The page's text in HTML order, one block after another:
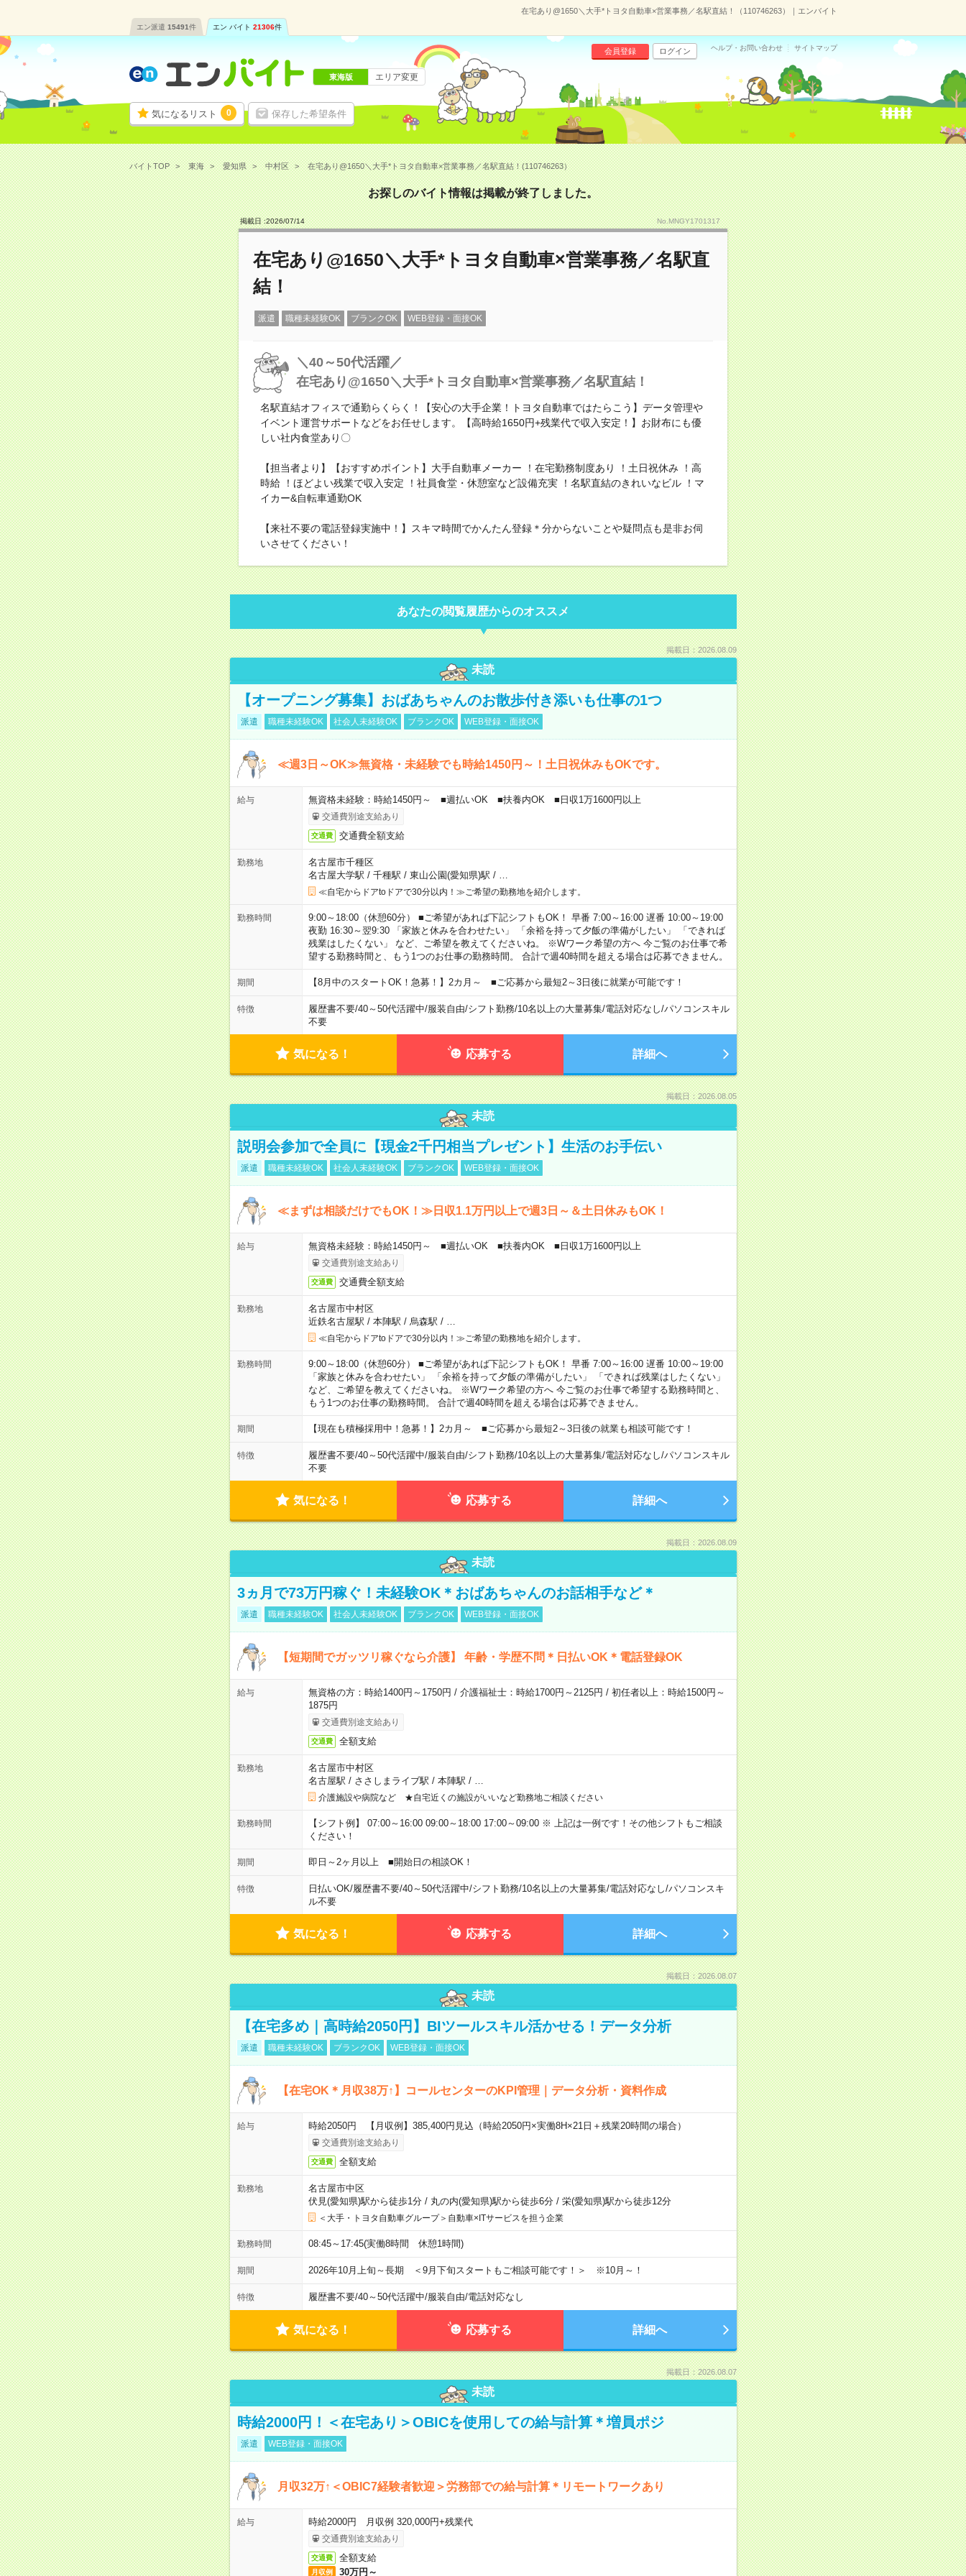
在宅あり@1650＼大手*トヨタ自動車×営業事務／名駅直結！（110746263）｜エンバイト
エン派遣 15491件 エン バイト 21306件
気になるリスト 0 保存した希望条件
会員登録 ログイン ヘルプ・お問い合わせ サイトマップ
東海版 エリア変更
バイトTOP 東海 愛知県 中村区 在宅あり@1650＼大手*トヨタ自動車×営業事務／名駅直結！(110746263）
お探しのバイト情報は掲載が終了しました。
掲載日 :2026/07/14 No.MNGY1701317
在宅あり@1650＼大手*トヨタ自動車×営業事務／名駅直
結！
派遣 職種未経験OK ブランクOK WEB登録・面接OK
＼40～50代活躍／
在宅あり@1650＼大手*トヨタ自動車×営業事務／名駅直結！
名駅直結オフィスで通勤らくらく！【安心の大手企業！トヨタ自動車ではたらこう】データ管理や
イベント運営サポートなどをお任せします。【高時給1650円+残業代で収入安定！】お財布にも優
しい社内食堂あり〇
【担当者より】【おすすめポイント】大手自動車メーカー ！在宅勤務制度あり ！土日祝休み ！高
時給 ！ほどよい残業で収入安定 ！社員食堂・休憩室など設備充実 ！名駅直結のきれいなビル ！マ
イカー&自転車通勤OK
【来社不要の電話登録実施中！】スキマ時間でかんたん登録＊分からないことや疑問点も是非お伺
いさせてください！
あなたの閲覧履歴からのオススメ
掲載日：2026.08.09
未読
【オープニング募集】おばあちゃんのお散歩付き添いも仕事の1つ
派遣 職種未経験OK 社会人未経験OK ブランクOK WEB登録・面接OK
≪週3日～OK≫無資格・未経験でも時給1450円～！土日祝休みもOKです。
給与 無資格未経験：時給1450円～ ■週払いOK ■扶養内OK ■日収1万1600円以上
交通費別途支給あり
交通費 交通費全額支給
勤務地
名古屋市千種区
名古屋大学駅 / 千種駅 / 東山公園(愛知県)駅 /
≪自宅からドアtoドアで30分以内！≫ご希望の勤務地を紹介します。
勤務時間
9:00～18:00（休憩60分） ■ご希望があれば下記シフトもOK！ 早番 7:00～16:00 遅番 10:00～19:00
夜勤 16:30～翌9:30 「家族と休みを合わせたい」 「余裕を持って夕飯の準備がしたい」 「できれば
残業はしたくない」 など、ご希望を教えてくださいね。 ※Wワーク希望の方へ 今ご覧のお仕事で希
望する勤務時間と、もう1つのお仕事の勤務時間。 合計で週40時間を超える場合は応募できません。
期間 【8月中のスタートOK！急募！】2カ月～ ■ご応募から最短2～3日後に就業が可能です！
特徴 履歴書不要/40～50代活躍中/服装自由/シフト勤務/10名以上の大量募集/電話対応なし/パソコンスキル
不要
気になる！ 応募する 詳細へ
掲載日：2026.08.05
未読
説明会参加で全員に【現金2千円相当プレゼント】生活のお手伝い
派遣 職種未経験OK 社会人未経験OK ブランクOK WEB登録・面接OK
≪まずは相談だけでもOK！≫日収1.1万円以上で週3日～＆土日休みもOK！
給与 無資格未経験：時給1450円～ ■週払いOK ■扶養内OK ■日収1万1600円以上
交通費別途支給あり
交通費 交通費全額支給
勤務地
名古屋市中村区
近鉄名古屋駅 / 本陣駅 / 烏森駅 /
≪自宅からドアtoドアで30分以内！≫ご希望の勤務地を紹介します。
勤務時間
9:00～18:00（休憩60分） ■ご希望があれば下記シフトもOK！ 早番 7:00～16:00 遅番 10:00～19:00
「家族と休みを合わせたい」 「余裕を持って夕飯の準備がしたい」 「できれば残業はしたくない」
など、ご希望を教えてくださいね。 ※Wワーク希望の方へ 今ご覧のお仕事で希望する勤務時間と、
もう1つのお仕事の勤務時間。 合計で週40時間を超える場合は応募できません。
期間 【現在も積極採用中！急募！】2カ月～ ■ご応募から最短2～3日後の就業も相談可能です！
特徴 履歴書不要/40～50代活躍中/服装自由/シフト勤務/10名以上の大量募集/電話対応なし/パソコンスキル
不要
気になる！ 応募する 詳細へ
掲載日：2026.08.09
未読
3ヵ月で73万円稼ぐ！未経験OK＊おばあちゃんのお話相手など＊
派遣 職種未経験OK 社会人未経験OK ブランクOK WEB登録・面接OK
【短期間でガッツリ稼ぐなら介護】 年齢・学歴不問＊日払いOK＊電話登録OK
給与
無資格の方：時給1400円～1750円 / 介護福祉士：時給1700円～2125円 / 初任者以上：時給1500円～
1875円
交通費別途支給あり
交通費 全額支給
勤務地
名古屋市中村区
名古屋駅 / ささしまライブ駅 / 本陣駅 /
介護施設や病院など ★自宅近くの施設がいいなど勤務地ご相談ください
勤務時間
【シフト例】 07:00～16:00 09:00～18:00 17:00～09:00 ※ 上記は一例です！その他シフトもご相談
ください！
期間 即日～2ヶ月以上 ■開始日の相談OK！
特徴 日払いOK/履歴書不要/40～50代活躍中/シフト勤務/10名以上の大量募集/電話対応なし/パソコンスキ
ル不要
気になる！ 応募する 詳細へ
掲載日：2026.08.07
未読
【在宅多め｜高時給2050円】BIツールスキル活かせる！データ分析
派遣 職種未経験OK ブランクOK WEB登録・面接OK
【在宅OK＊月収38万↑】コールセンターのKPI管理｜データ分析・資料作成
給与 時給2050円 【月収例】385,400円見込（時給2050円×実働8H×21日＋残業20時間の場合）
交通費別途支給あり
交通費 全額支給
勤務地
名古屋市中区
伏見(愛知県)駅から徒歩1分/ 丸の内(愛知県)駅から徒歩6分/ 栄(愛知県)駅から徒歩12分
＜大手・トヨタ自動車グループ＞自動車×ITサービスを担う企業
勤務時間 08:45～17:45(実働8時間 休憩1時間)
期間 2026年10月上旬～長期 ＜9月下旬スタートもご相談可能です！＞ ※10月～！
特徴 履歴書不要/40～50代活躍中/服装自由/電話対応なし
気になる！ 応募する 詳細へ
掲載日：2026.08.07
未読
時給2000円！＜在宅あり＞OBICを使用しての給与計算＊増員ポジ
派遣 WEB登録・面接OK
月収32万↑＜OBIC7経験者歓迎＞労務部での給与計算＊リモートワークあり
給与 時給2000円 月収例 320,000円+残業代
交通費別途支給あり
交通費 全額支給
月収例 30万円～